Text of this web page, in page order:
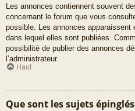
Les annonces contiennent souvent
concernant le forum que vous
possible. Les annonces apparaissent
dans lequel elles sont publiées.
possibilité de publier des annonces
l’administrateur.
Haut
Que sont les sujets